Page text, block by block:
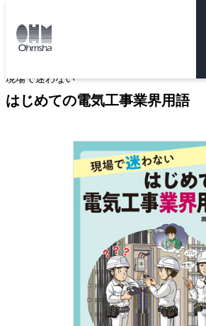
トップ
現場で迷わない
はじめての電気工事業界用語